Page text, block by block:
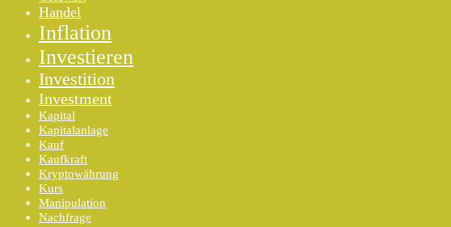
Handel
Inflation
Investieren
Investition
Investment
Kapital
Kapitalanlage
Kauf
Kaufkraft
Kryptowährung
Kurs
Manipulation
Nachfrage